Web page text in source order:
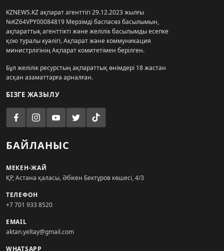
KZNEWS.KZ ақпарат агенттігі 29.12.2023 жылғы
№KZ64VPY00084819 Мерзімді баспасөз басылымын,
ақпараттық агенттікті және желілік басылымды есепке
қою туралы куәлігі, Ақпарат және коммуникация
министрлігінің Ақпарат комитетімен берілген.
Бұл желілік ресурстың ақпараттық өнімдері 18 жастан
асқан азаматтарға арналған.
БІЗГЕ ЖАЗЫЛУ
БАЙЛАНЫС
МЕКЕН-ЖАЙ
ҚР, Астана қаласы, Әбікен Бектұров көшесі, 4/3
ТЕЛЕФОН
+7 701 933 8520
EMAIL
aktan.yeltay@gmail.com
WHATSAPP